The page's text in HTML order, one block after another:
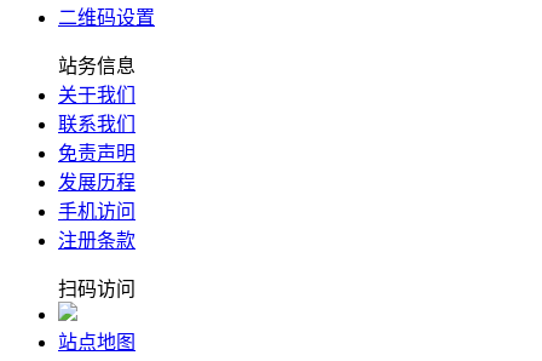
二维码设置
站务信息
关于我们
联系我们
免责声明
发展历程
手机访问
注册条款
扫码访问
站点地图